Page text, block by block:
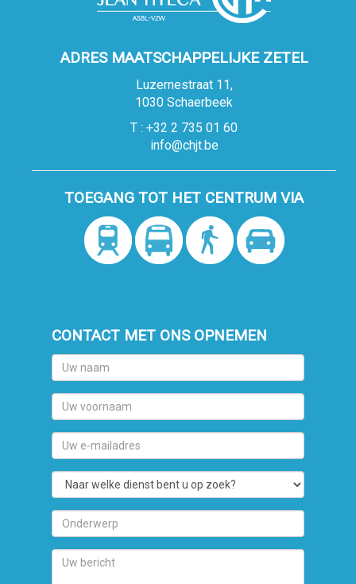
ADRES MAATSCHAPPELIJKE ZETEL
Luzernestraat 11,
1030 Schaerbeek
T : +32 2 735 01 60
info@chjt.be
TOEGANG TOT HET CENTRUM VIA
CONTACT MET ONS OPNEMEN
Uw
naam
Uw
voornaam
Uw
e-
mailadres
Naar
welke
dienst
bent
op
Onderwerp
Uw